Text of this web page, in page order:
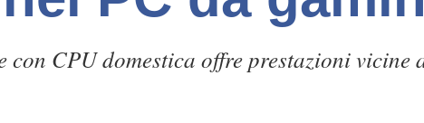
con CPU domestica offre prestazioni vicine